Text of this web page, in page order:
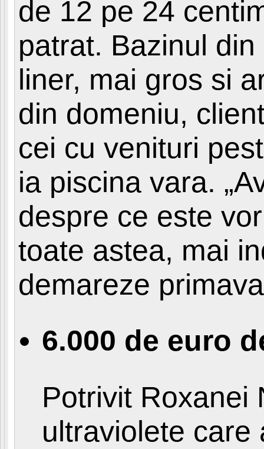
de 12 pe 24
patrat. Bazinul
liner, mai gros si
din domeniu,
cei cu venituri
ia piscina vara.
despre ce este
toate astea, mai
demareze
6.000 de euro
Potrivit Roxanei
ultraviolete care